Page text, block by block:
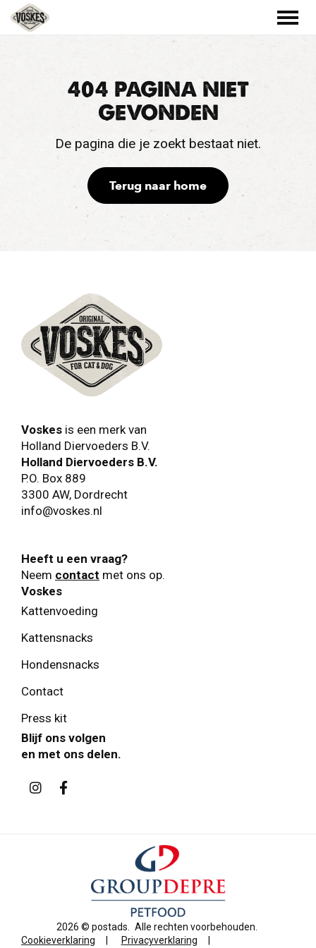
404 PAGINA NIET
GEVONDEN
De pagina die je zoekt bestaat niet.
Terug naar home
Voskes is een merk van
Holland Diervoeders B.V.
Holland Diervoeders B.V.
P.O. Box 889
3300 AW, Dordrecht
info@voskes.nl
Heeft u een vraag?
Neem contact met ons op.
Voskes
Kattenvoeding
Kattensnacks
Hondensnacks
Contact
Press kit
Blijf ons volgen
en met ons delen.
2026 © postads
Alle rechten voorbehouden.
Cookieverklaring
Privacyverklaring